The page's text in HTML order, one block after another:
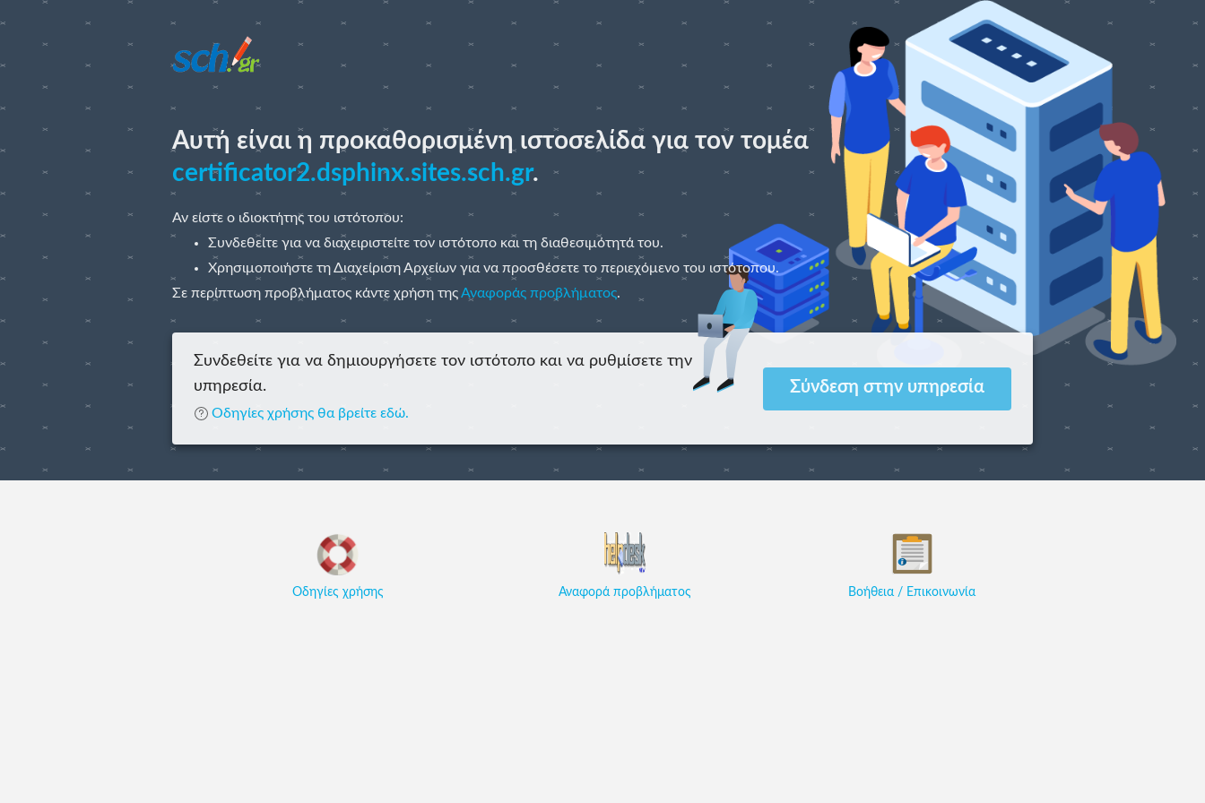
Αυτή είναι η προκαθορισμένη ιστοσελίδα για τον τομέα
certificator2.dsphinx.sites.sch.gr.
Αν είστε ο ιδιοκτήτης του ιστότοπου:
Συνδεθείτε για να διαχειριστείτε τον ιστότοπο και τη διαθεσιμότητά του.
Χρησιμοποιήστε τη Διαχείριση Αρχείων για να προσθέσετε το περιεχόμενο του ιστότοπου.
Σε περίπτωση προβλήματος κάντε χρήση τηςΑναφοράς προβλήματος.
Συνδεθείτε για να δημιουργήσετε τον ιστότοπο και να ρυθμίσετε την
υπηρεσία.
Οδηγίες χρήσης θα βρείτε εδώ.
Σύνδεση στην υπηρεσία
Οδηγίες χρήσης Αναφορά προβλήματος Βοήθεια / Επικοινωνία